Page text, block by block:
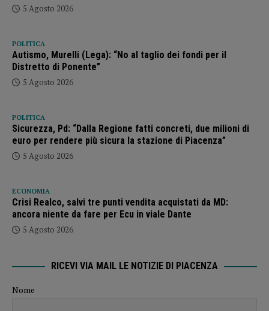
5 Agosto 2026
POLITICA
Autismo, Murelli (Lega): “No al taglio dei fondi per il
Distretto di Ponente”
5 Agosto 2026
POLITICA
Sicurezza, Pd: “Dalla Regione fatti concreti, due milioni di
euro per rendere più sicura la stazione di Piacenza”
5 Agosto 2026
ECONOMIA
Crisi Realco, salvi tre punti vendita acquistati da MD:
ancora niente da fare per Ecu in viale Dante
5 Agosto 2026
RICEVI VIA MAIL LE NOTIZIE DI PIACENZA
Nome